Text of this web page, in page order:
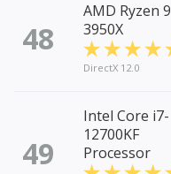
48
AMD Ryzen 9
3950X
DirectX 12.0
49
Intel Core i7-
12700KF
Processor